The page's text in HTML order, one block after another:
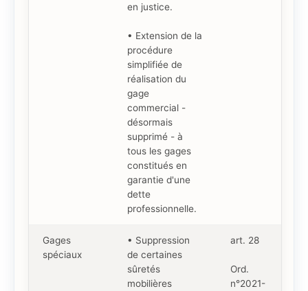
en justice.
• Extension de la
procédure
simplifiée de
réalisation du
gage
commercial -
désormais
supprimé - à
tous les gages
constitués en
garantie d'une
dette
professionnelle.
Gages
spéciaux
• Suppression
de certaines
sûretés
mobilières
art. 28
Ord.
n°2021-